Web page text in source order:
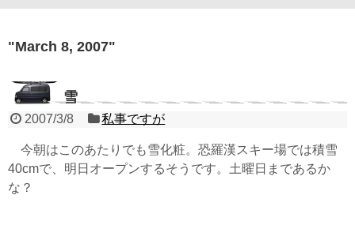
"March 8, 2007"
雪
2007/3/8 私事ですが
今朝はこのあたりでも雪化粧。恐羅漢スキー場では積雪
40cmで、明日オープンするそうです。土曜日まであるか
な？